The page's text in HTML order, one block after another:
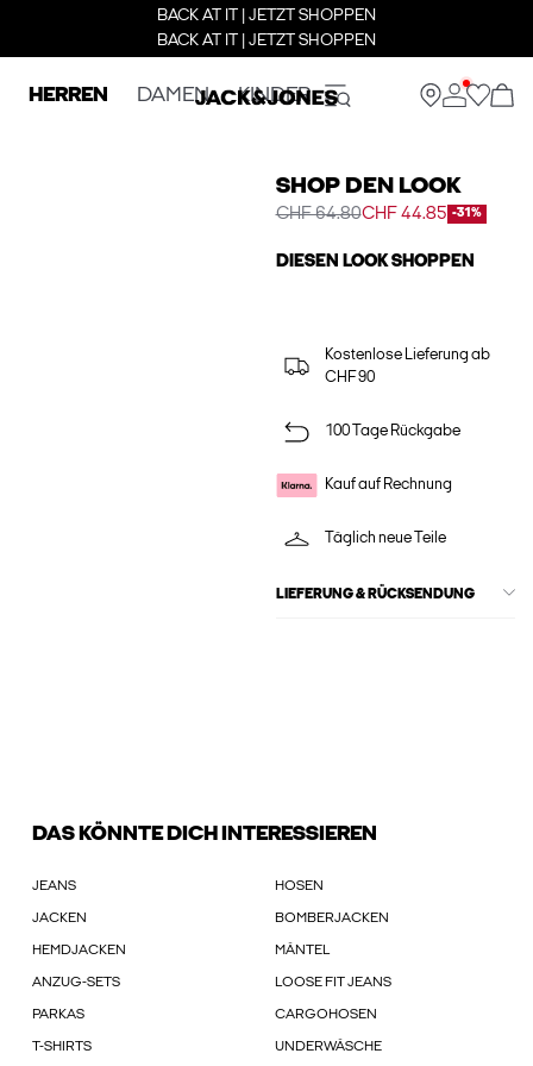
BACK AT IT | JETZT SHOPPEN
BACK AT IT | JETZT SHOPPEN
HERREN DAMEN KINDER
SHOP DEN LOOK
CHF 64.80CHF 44.85 -31%
DIESEN LOOK SHOPPEN
Kostenlose Lieferung ab
CHF 90
100 Tage Rückgabe
Kauf auf Rechnung
Täglich neue Teile
LIEFERUNG & RÜCKSENDUNG
DAS KÖNNTE DICH INTERESSIEREN
JEANS HOSEN
JACKEN BOMBERJACKEN
HEMDJACKEN MÄNTEL
ANZUG-SETS LOOSE FIT JEANS
PARKAS CARGOHOSEN
T-SHIRTS UNDERWÄSCHE